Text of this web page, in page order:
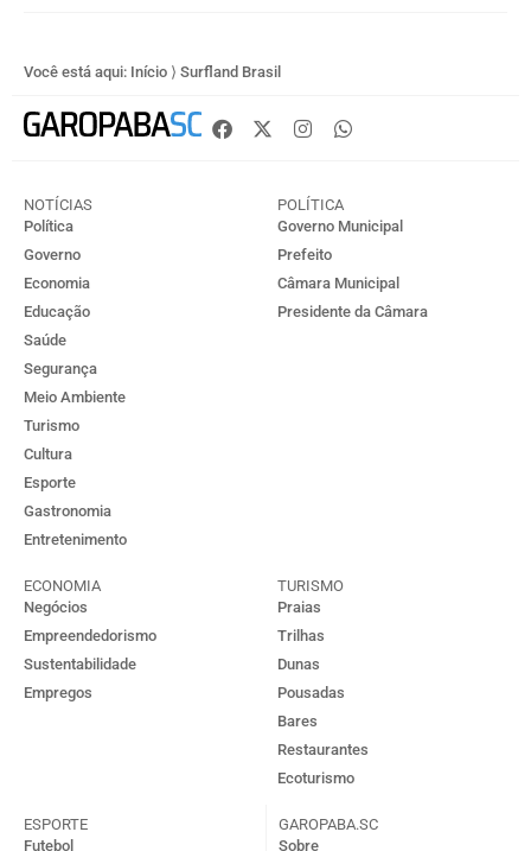
Você está aqui: Início ⟩ Surfland Brasil
NOTÍCIAS
Política
Governo
Economia
Educação
Saúde
Segurança
Meio Ambiente
Turismo
Cultura
Esporte
Gastronomia
Entretenimento
POLÍTICA
Governo Municipal
Prefeito
Câmara Municipal
Presidente da Câmara
ECONOMIA
Negócios
Empreendedorismo
Sustentabilidade
Empregos
TURISMO
Praias
Trilhas
Dunas
Pousadas
Bares
Restaurantes
Ecoturismo
ESPORTE
Futebol
GAROPABA.SC
Sobre